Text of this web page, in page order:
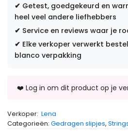
✔ Getest, goedgekeurd en
heel veel andere liefhebbers
✔ Service en reviews waar je
✔ Elke verkoper verwerkt
blanco verpakking
Verkoper: Lena
Categorieën: Gedragen slipjes,